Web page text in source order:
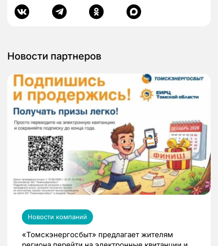
Новости партнеров
Новости компаний
«Томскэнергосбыт» предлагает жителям